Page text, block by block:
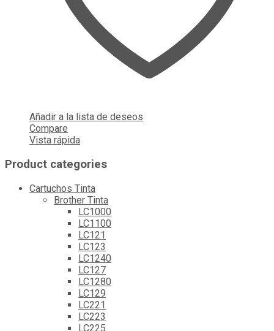
Añadir a la lista de deseos
Compare
Vista rápida
Product categories
Cartuchos Tinta
Brother Tinta
LC1000
LC1100
LC121
LC123
LC1240
LC127
LC1280
LC129
LC221
LC223
LC225